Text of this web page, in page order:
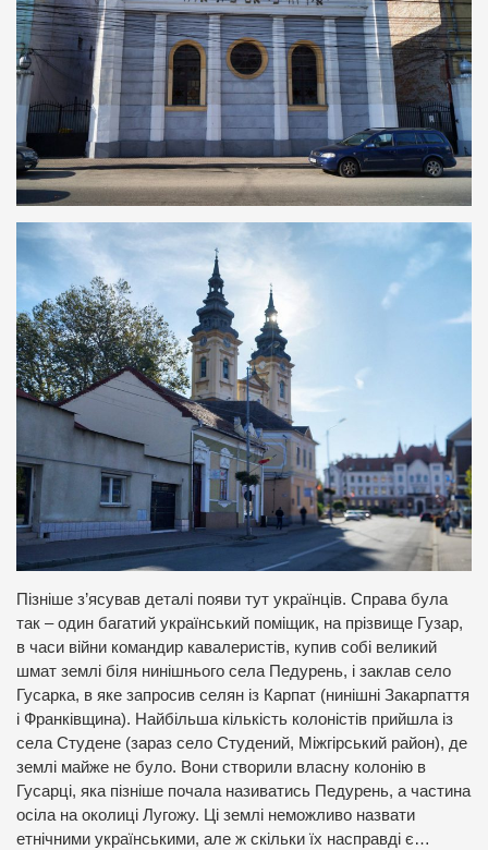
Пізніше з’ясував деталі появи тут українців. Справа була
так – один багатий український поміщик, на прізвище Гузар,
в часи війни командир кавалеристів, купив собі великий
шмат землі біля нинішнього села Педурень, і заклав село
Гусарка, в яке запросив селян із Карпат (нинішні Закарпаття
і Франківщина). Найбільша кількість колоністів прийшла із
села Студене (зараз село Студений, Міжгірський район), де
землі майже не було. Вони створили власну колонію в
Гусарці, яка пізніше почала називатись Педурень, а частина
осіла на околиці Лугожу. Ці землі неможливо назвати
етнічними українськими, але ж скільки їх насправді є…